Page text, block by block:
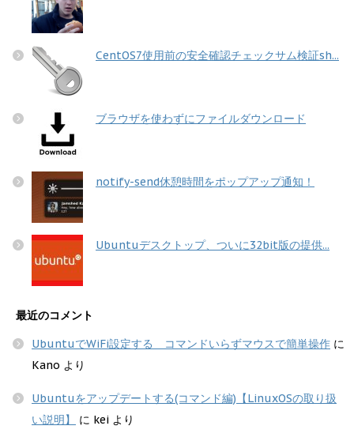
CentOS7使用前の安全確認チェックサム検証sh...
ブラウザを使わずにファイルダウンロード
notify-send休憩時間をポップアップ通知！
Ubuntuデスクトップ、ついに32bit版の提供...
最近のコメント
UbuntuでWiFi設定する コマンドいらずマウスで簡単操作 に
Kano より
Ubuntuをアップデートする(コマンド編)【LinuxOSの取り扱
い説明】
に kei より